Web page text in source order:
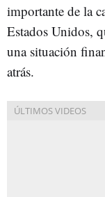
importante de la
Estados Unidos,
una situación
atrás.